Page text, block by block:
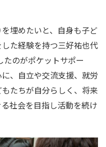
を埋めたいと、自身も子ど
た経験を持つ三好祐也代
のがポケットサポー
、自立や交流支援、就労
たちが自分らしく、将来
社会を目指し活動を続け